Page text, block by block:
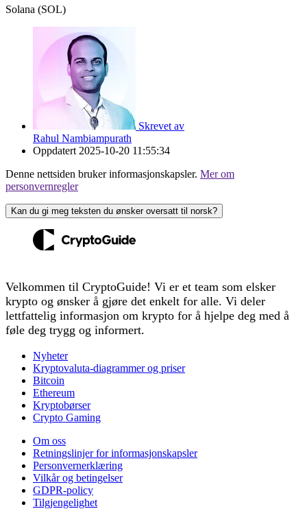
Solana (SOL)
Skrevet av
Rahul Nambiampurath
Oppdatert 2025-10-20 11:55:34
Denne nettsiden bruker informasjonskapsler. Mer om
personvernregler
Kan du gi meg teksten du ønsker oversatt til norsk?
Velkommen til CryptoGuide! Vi er et team som elsker
krypto og ønsker å gjøre det enkelt for alle. Vi deler
lettfattelig informasjon om krypto for å hjelpe deg med å
føle deg trygg og informert.
Nyheter
Kryptovaluta-diagrammer og priser
Bitcoin
Ethereum
Kryptobørser
Crypto Gaming
Om oss
Retningslinjer for informasjonskapsler
Personvernerklæring
Vilkår og betingelser
GDPR-policy
Tilgjengelighet